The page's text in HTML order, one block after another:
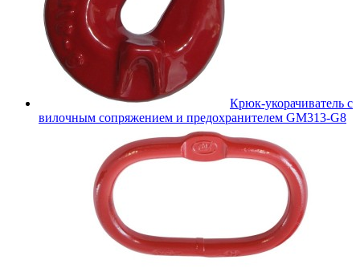
Крюк-укорачиватель с
вилочным сопряжением и предохранителем GM313-G8